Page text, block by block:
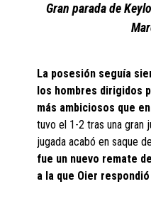
Gran parada de
La posesión seguía
los hombres dirigidos
más ambiciosos que
tuvo el 1-2 tras una gran
jugada acabó en saque
fue un nuevo remate
a la que Oier